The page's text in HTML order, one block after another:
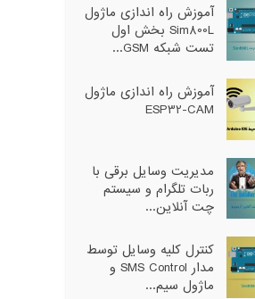
آموزش راه اندازی ماژول
Sim800L بخش اول
تست شبکه GSM...
آموزش راه اندازی ماژول
ESP32-CAM
مدیریت وسایل برقی با
ربات تلگرام و سیستم
چت آنلاین...
کنترل کلیه وسایل توسط
مدار SMS Control و
ماژول سیم...